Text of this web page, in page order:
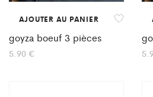
AJOUTER AU PANIER
goyza boeuf 3 pièces
5.90 €